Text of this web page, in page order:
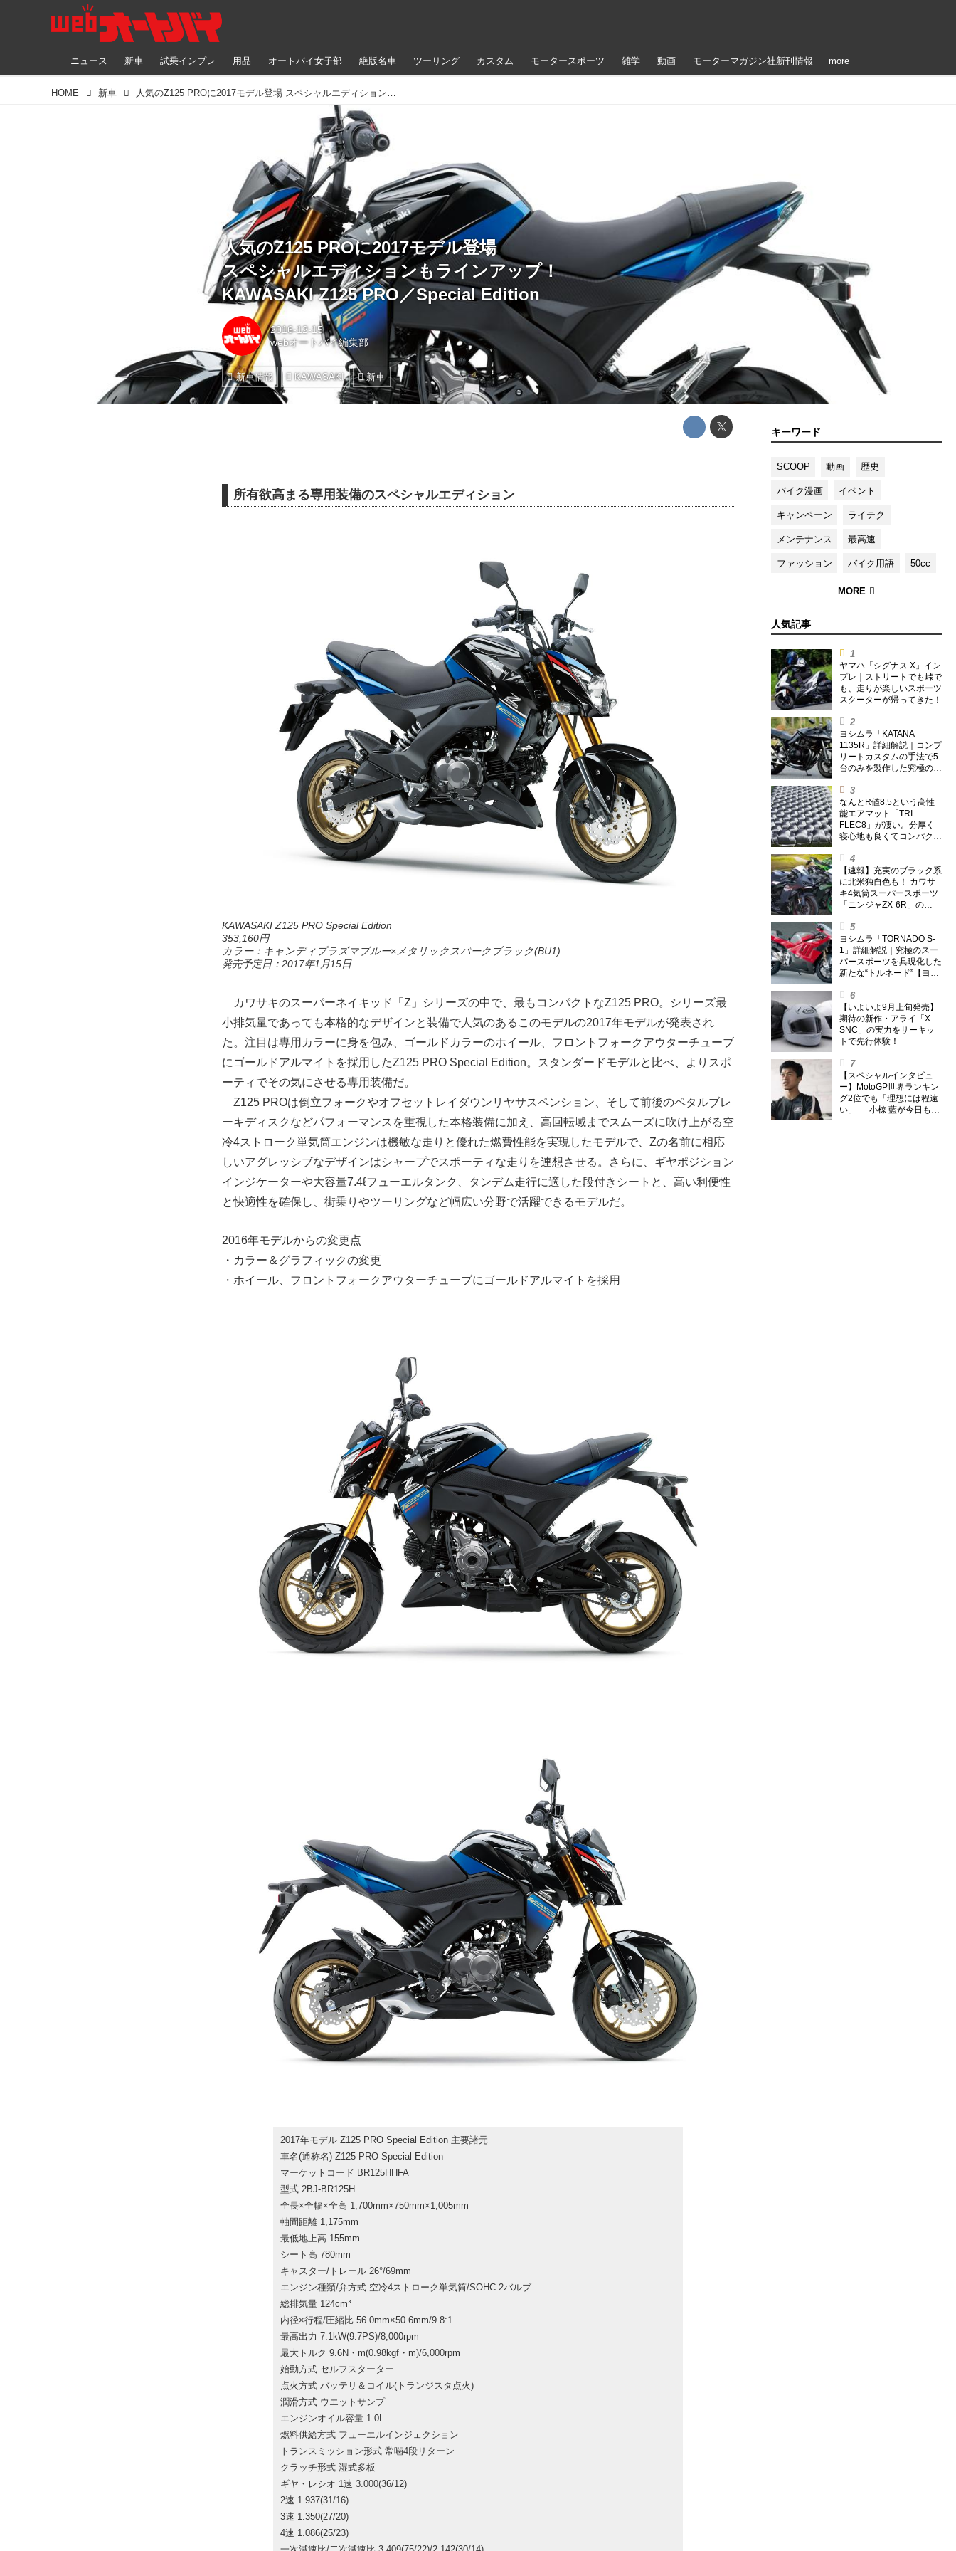
ニュース 新車 試乗インプレ 用品 オートバイ女子部 絶版名車 ツーリング カスタム モータースポーツ 雑学 動画 モーターマガジン社新刊情報 more
HOME 新車 人気のZ125 PROに2017モデル登場 スペシャルエディションもラインアップ！ KAWASAKI Z125 PRO／Special Edition
人気のZ125 PROに2017モデル登場
スペシャルエディションもラインアップ！
KAWASAKI Z125 PRO／Special Edition
2016-12-15
webオートバイ編集部
新車情報 KAWASAKI 新車
キーワード
SCOOP 動画 歴史
バイク漫画 イベント
キャンペーン ライテク
メンテナンス 最高速
ファッション バイク用語 50cc
人気記事
ヤマハ「シグナス X」イン
プレ｜ストリートでも峠で
も、走りが楽しいスポーツ
スクーターが帰ってきた！
ヨシムラ「KATANA
1135R」詳細解説｜コンプ
リートカスタムの手法で5
台のみを製作した究極の銘
なんとR値8.5という高性
能エアマット「TRI-
FLEC8」が凄い。分厚く
寝心地も良くてコンパクト
トを試してみた〈若林浩志
のスーパー・カブカブ・ダ
イアリーズ Vol.385〉
【速報】充実のブラック系
に北米独自色も！ カワサ
キ4気筒スーパースポーツ
「ニンジャZX-6R」の
筒ニンジャも出たよ【海
外】
ヨシムラ「TORNADO S-
1」詳細解説｜究極のスー
パースポーツを具現化した
新たな“トルネード”【ヨシ
【いよいよ9月上旬発売】
期待の新作・アライ「X-
SNC」の実力をサーキッ
トで先行体験！
【スペシャルインタビュ
ー】MotoGP世界ランキン
グ2位でも「理想には程遠
い」──小椋 藍が今日も走
所有欲高まる専用装備のスペシャルエディション
KAWASAKI Z125 PRO Special Edition
353,160円
カラー：キャンディプラズマブルー×メタリックスパークブラック(BU1)
発売予定日：2017年1月15日
カワサキのスーパーネイキッド「Z」シリーズの中で、最もコンパクトなZ125 PRO。シリーズ最
小排気量であっても本格的なデザインと装備で人気のあるこのモデルの2017年モデルが発表され
た。注目は専用カラーに身を包み、ゴールドカラーのホイール、フロントフォークアウターチューブ
にゴールドアルマイトを採用したZ125 PRO Special Edition。スタンダードモデルと比べ、よりスポ
ーティでその気にさせる専用装備だ。
Z125 PROは倒立フォークやオフセットレイダウンリヤサスペンション、そして前後のペタルブレ
ーキディスクなどパフォーマンスを重視した本格装備に加え、高回転域までスムーズに吹け上がる空
冷4ストローク単気筒エンジンは機敏な走りと優れた燃費性能を実現したモデルで、Zの名前に相応
しいアグレッシブなデザインはシャープでスポーティな走りを連想させる。さらに、ギヤポジション
インジケーターや大容量7.4ℓフューエルタンク、タンデム走行に適した段付きシートと、高い利便性
と快適性を確保し、街乗りやツーリングなど幅広い分野で活躍できるモデルだ。
2016年モデルからの変更点
・カラー＆グラフィックの変更
・ホイール、フロントフォークアウターチューブにゴールドアルマイトを採用
2017年モデル Z125 PRO Special Edition 主要諸元
車名(通称名) Z125 PRO Special Edition
マーケットコード BR125HHFA
型式 2BJ-BR125H
全長×全幅×全高 1,700mm×750mm×1,005mm
軸間距離 1,175mm
最低地上高 155mm
シート高 780mm
キャスター/トレール 26°/69mm
エンジン種類/弁方式 空冷4ストローク単気筒/SOHC 2バルブ
総排気量 124cm³
内径×行程/圧縮比 56.0mm×50.6mm/9.8:1
最高出力 7.1kW(9.7PS)/8,000rpm
最大トルク 9.6N・m(0.98kgf・m)/6,000rpm
始動方式 セルフスターター
点火方式 バッテリ＆コイル(トランジスタ点火)
潤滑方式 ウエットサンプ
エンジンオイル容量 1.0L
燃料供給方式 フューエルインジェクション
トランスミッション形式 常噛4段リターン
クラッチ形式 湿式多板
ギヤ・レシオ 1速 3.000(36/12)
2速 1.937(31/16)
3速 1.350(27/20)
4速 1.086(25/23)